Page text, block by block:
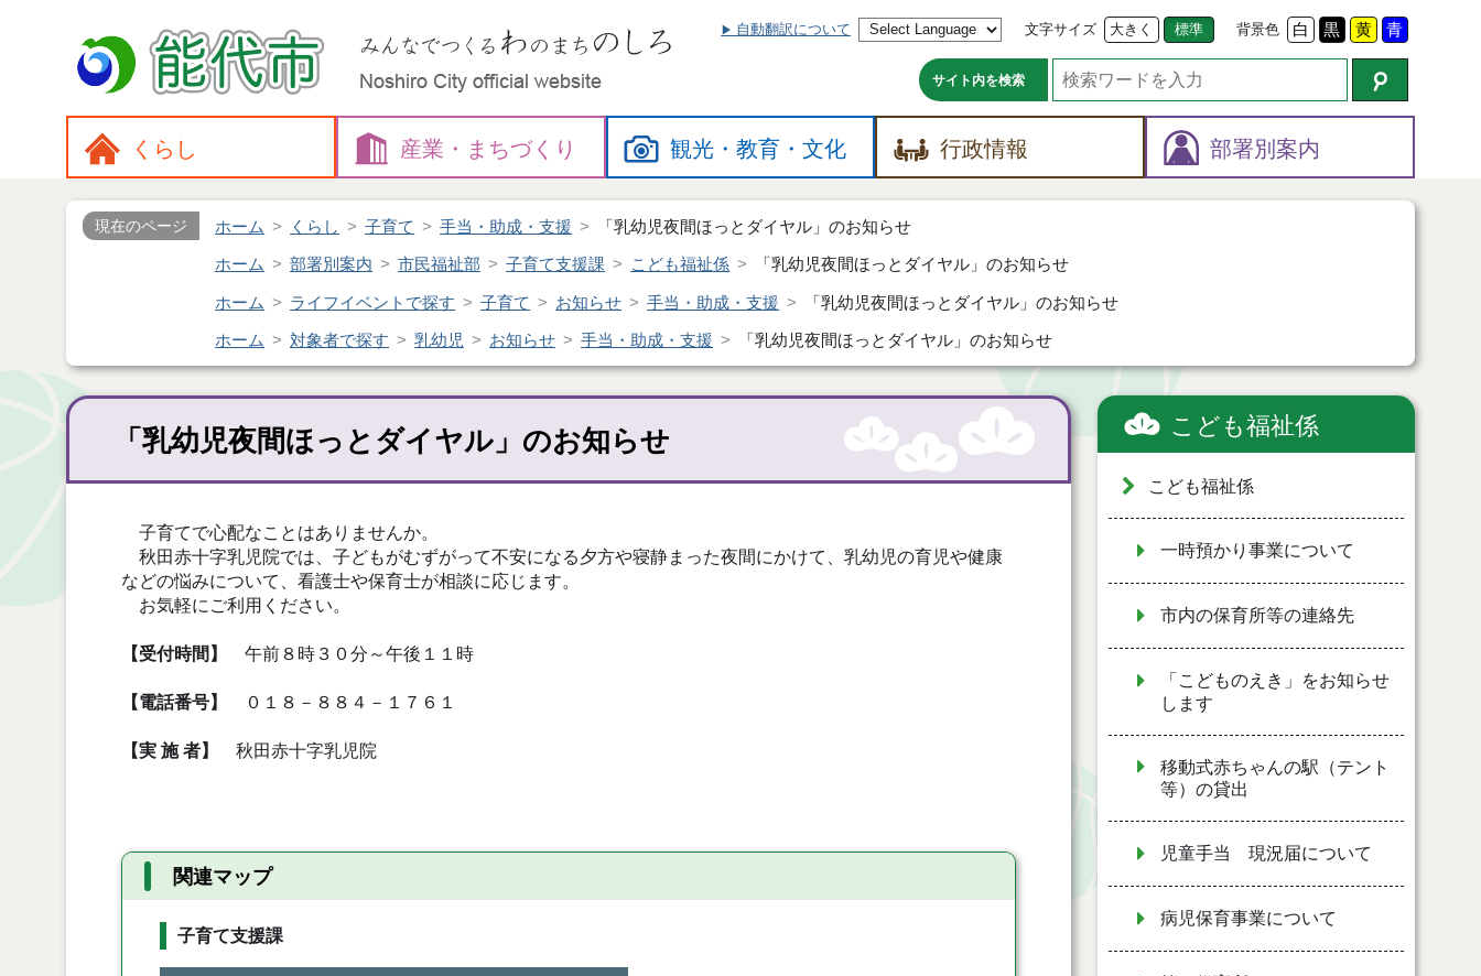
自動翻訳について 文字サイズ 大きく 標準 背景色 白 黒 黄 青
サイト内を検索
くらし 産業・ まちづくり 観光・教育・文化 行政情報 部署別案内
現在のページ ホーム くらし 子育て 手当・助成・支援 「乳幼児夜間ほっとダイヤル」のお知らせ
ホーム 部署別案内 市民福祉部 子育て支援課 こども福祉係 「乳幼児夜間ほっとダイヤル」のお知らせ
ホーム ライフイベントで探す 子育て お知らせ 手当・助成・支援 「乳幼児夜間ほっとダイヤル」のお知らせ
ホーム 対象者で探す 乳幼児 お知らせ 手当・助成・支援 「乳幼児夜間ほっとダイヤル」のお知らせ
「乳幼児夜間ほっとダイヤル」のお知らせ
子育てで心配なことはありませんか。
秋田赤十字乳児院では、子どもがむずがって不安になる夕方や寝静まった夜間にかけて、乳幼児の育児や健康
などの悩みについて、看護士や保育士が相談に応じます。
お気軽にご利用ください。
【受付時間】 午前８時３０分～午後１１時
【電話番号】 ０１８－８８４－１７６１
【実 施 者】 秋田赤十字乳児院
関連マップ
子育て支援課
こども福祉係
こども福祉係
一時預かり事業について
市内の保育所等の連絡先
「こどものえき」をお知らせ
します
移動式赤ちゃんの駅（テント
等）の貸出
児童手当 現況届について
病児保育事業について